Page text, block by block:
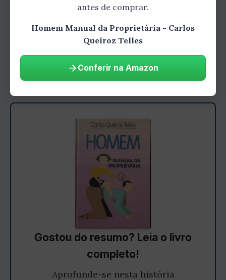
baseado em pesquisas científicas e evidências
psicológicas, o que o torna uma fonte
confiável de informações. Terceiro, o livro
oferece dicas práticas e conselhos que podem
ser aplicados na vida real.
Gostou do resumo? Leia o livro
completo!
Aprofunde-se nesta história
antes de comprar.
Homem Manual da Proprietária - Carlos
Queiroz Telles
Conferir na Amazon